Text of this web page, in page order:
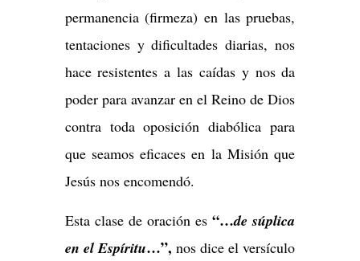
permanencia (firmeza) en las pruebas,
tentaciones y dificultades diarias, nos
hace resistentes a las caídas y nos da
poder para avanzar en el Reino de Dios
contra toda oposición diabólica para
que seamos eficaces en la Misión que
Jesús nos encomendó.
Esta clase de oración es “…de súplica
en el Espíritu…”, nos dice el versículo